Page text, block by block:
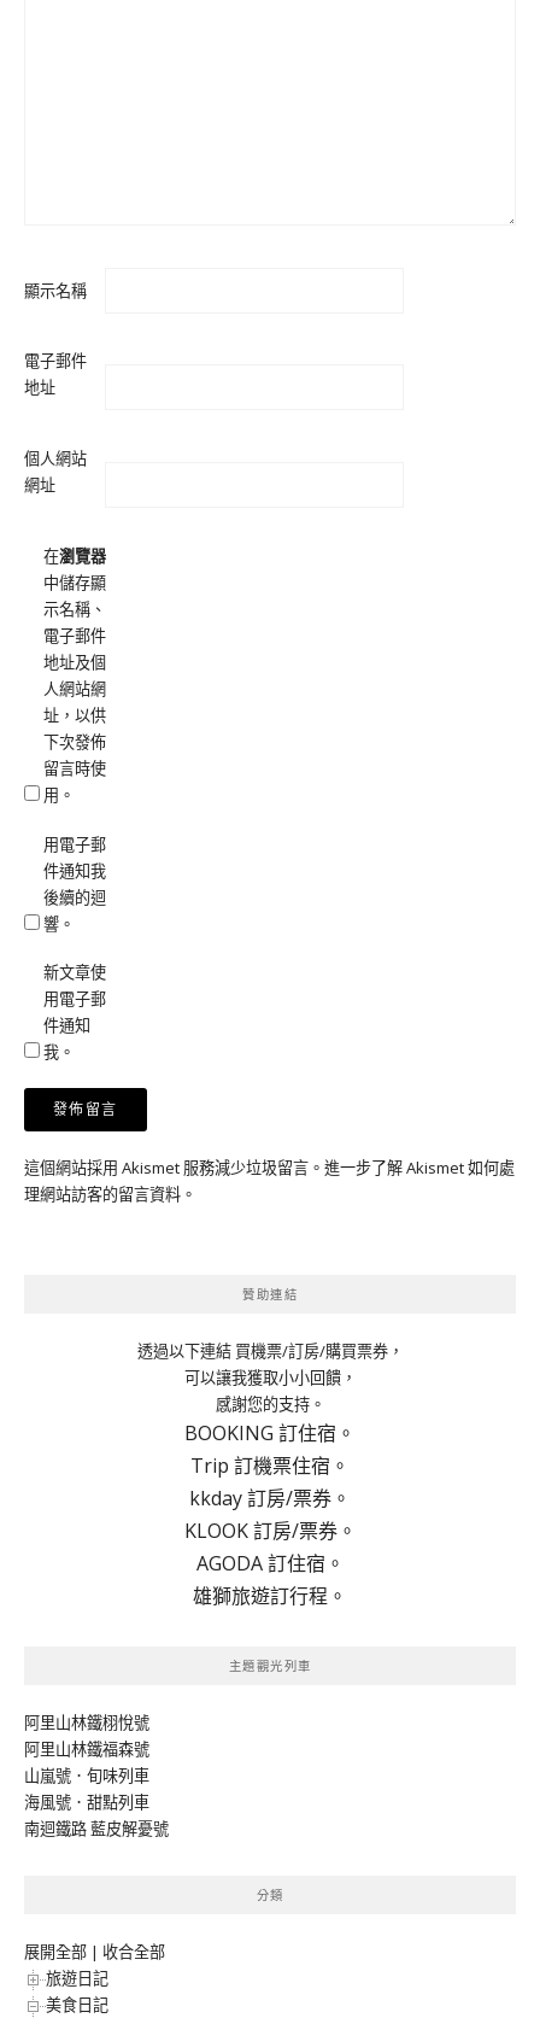
顯示名稱
電子郵件
地址
個人網站
網址
在瀏覽器
中儲存顯
示名稱、
電子郵件
地址及個
人網站網
址，以供
下次發佈
留言時使
用。
用電子郵
件通知我
後續的迴
響。
新文章使
用電子郵
件通知
我。
這個網站採用 Akismet 服務減少垃圾留言。 進一步了解 Akismet 如何處
理網站訪客的留言資料 。
贊助連結
透過以下連結 買機票/訂房/購買票券，
可以讓我獲取小小回饋，
感謝您的支持。
BOOKING 訂住宿。
Trip 訂機票住宿。
kkday 訂房/票券。
KLOOK 訂房/票券。
AGODA 訂住宿。
雄獅旅遊訂行程。
主題觀光列車
阿里山林鐵栩悅號
阿里山林鐵福森號
山嵐號．旬味列車
海風號．甜點列車
南迴鐵路 藍皮解憂號
分類
展開全部 | 收合全部
旅遊日記
美食日記